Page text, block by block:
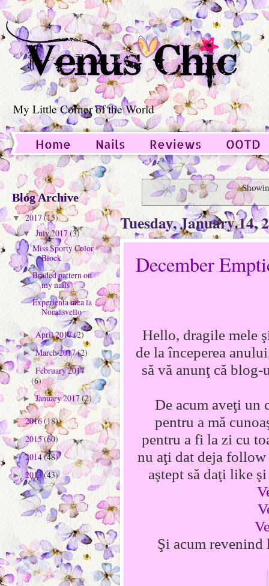
My Little Corner of the World
Home Nails Reviews
OOTD
Guest Post
Tuesday, January 14,
December
Hello, dragile mele
de la începerea
să vă anunţ că
De acum aveţi un
pentru a mă
pentru a fi la zi cu
nu aţi dat deja follow
aştept să daţi like
Şi acum revenind
Blog Archive
▼ 2017(15)
▼ July 2017(3)
Miss Sporty Color
Block
Braded pattern on
my nails
Experienta mea la
Nomasvello
►April 2017(2)
►March 2017(2)
► February 2017
(6)
►January 2017(2)
►2016(18)
►2015(60)
►2014(48)
►2013(43)